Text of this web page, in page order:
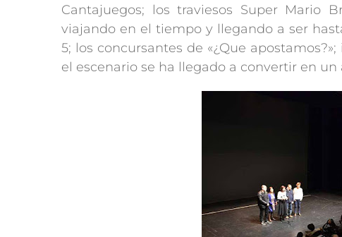
Cantajuegos; los traviesos Super Mario
viajando en el tiempo y llegando a ser
5; los concursantes de «¿Que
el escenario se ha llegado a convertir en